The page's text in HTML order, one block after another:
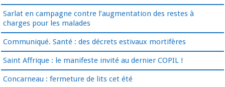
Sarlat en campagne contre l’augmentation des restes à
charges pour les malades
Communiqué. Santé : des décrets estivaux mortifères
Saint Affrique : le manifeste invité au dernier COPIL !
Concarneau : fermeture de lits cet été